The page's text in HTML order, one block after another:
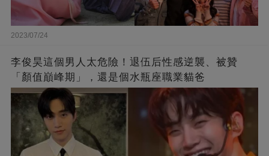
2023/07/24
李俊昊這個男人太危險！退伍后性感逆襲、被贊
「顏值巔峰期」，還是個水瓶座職業貓爸